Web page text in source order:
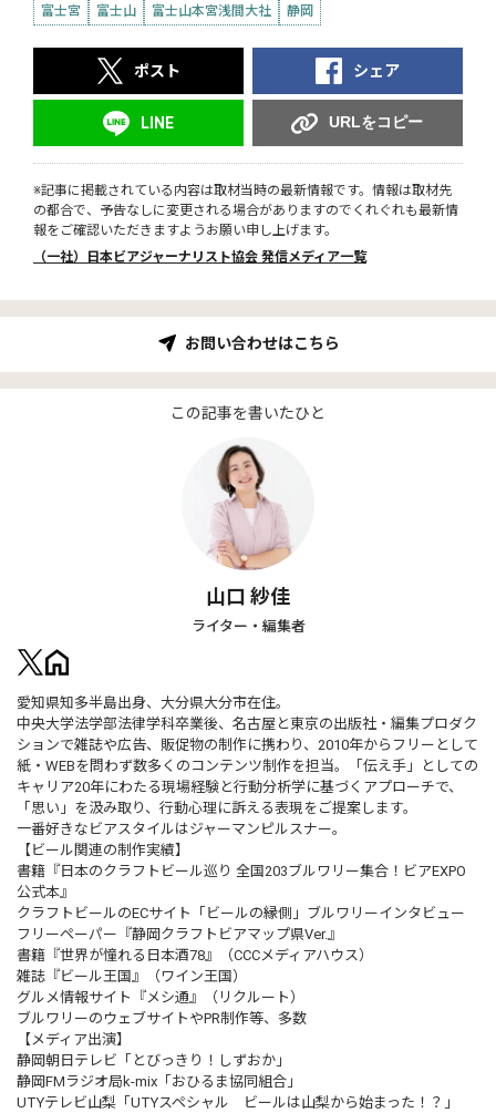
富士宮 富士山 富士山本宮浅間大社 静岡
ポスト シェア
LINE URLをコピー
※記事に掲載されている内容は取材当時の最新情報です。情報は取材先
の都合で、予告なしに変更される場合がありますのでくれぐれも最新情
報をご確認いただきますようお願い申し上げます。
（一社）日本ビアジャーナリスト協会 発信メディア一覧
お問い合わせはこちら
この記事を書いたひと
山口 紗佳
ライター・編集者
愛知県知多半島出身、大分県大分市在住。
中央大学法学部法律学科卒業後、名古屋と東京の出版社・編集プロダク
ションで雑誌や広告、販促物の制作に携わり、2010年からフリーとして
紙・WEBを問わず数多くのコンテンツ制作を担当。「伝え手」としての
キャリア20年にわたる現場経験と行動分析学に基づくアプローチで、
「思い」を汲み取り、行動心理に訴える表現をご提案します。
一番好きなビアスタイルはジャーマンピルスナー。
【ビール関連の制作実績】
書籍『日本のクラフトビール巡り 全国203ブルワリー集合！ビアEXPO
公式本』
クラフトビールのECサイト「ビールの縁側」ブルワリーインタビュー
フリーペーパー『静岡クラフトビアマップ県Ver.』
書籍『世界が憧れる日本酒78』（CCCメディアハウス）
雑誌『ビール王国』（ワイン王国）
グルメ情報サイト『メシ通』（リクルート）
ブルワリーのウェブサイトやPR制作等、多数
【メディア出演】
静岡朝日テレビ「とびっきり！しずおか」
静岡FMラジオ局k-mix「おひるま協同組合」
UTYテレビ山梨「UTYスペシャル ビールは山梨から始まった！？」